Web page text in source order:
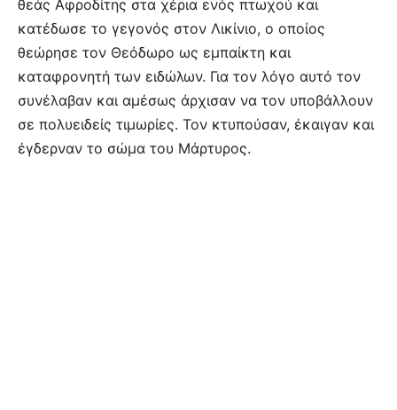
θεάς Αφροδίτης στα χέρια ενός πτωχού και
κατέδωσε το γεγονός στον Λικίνιο, ο οποίος
θεώρησε τον Θεόδωρο ως εμπαίκτη και
καταφρονητή των ειδώλων. Για τον λόγο αυτό τον
συνέλαβαν και αμέσως άρχισαν να τον υποβάλλουν
σε πολυειδείς τιμωρίες. Τον κτυπούσαν, έκαιγαν και
έγδερναν το σώμα του Μάρτυρος.